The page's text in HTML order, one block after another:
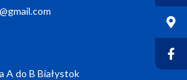
A do B Białystok